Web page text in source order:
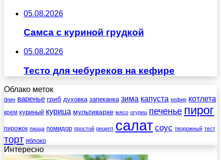
05.08.2026
Самса с куриной грудкой
05.08.2026
Тесто для чебуреков на кефире
Облако меток
блин варенье гриб духовка запеканка зима капуста кефир котлета
крем куриный курица мультиварке мясо огурец печенье пирог
пирожок пицца помидор простой рецепт салат соус творожный тест
торт яблоко
Интересно